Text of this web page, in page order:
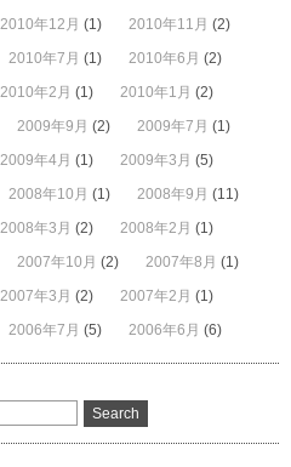
2010年12月 (1) 2010年11月 (2)
2010年7月 (1) 2010年6月 (2)
2010年2月 (1) 2010年1月 (2)
2009年9月 (2) 2009年7月 (1)
2009年4月 (1) 2009年3月 (5)
2008年10月 (1) 2008年9月 (11)
2008年3月 (2) 2008年2月 (1)
2007年10月 (2) 2007年8月 (1)
2007年3月 (2) 2007年2月 (1)
2006年7月 (5) 2006年6月 (6)